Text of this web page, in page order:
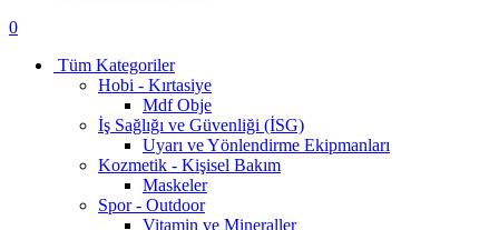
0
Tüm Kategoriler
Hobi - Kırtasiye
Mdf Obje
İş Sağlığı ve Güvenliği (İSG)
Uyarı ve Yönlendirme Ekipmanları
Kozmetik - Kişisel Bakım
Maskeler
Spor - Outdoor
Vitamin ve Mineraller